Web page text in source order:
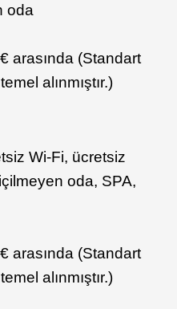
oda
arasında (Standart
alınmıştır.)
Wi-Fi, ücretsiz
oda, SPA,
arasında (Standart
alınmıştır.)